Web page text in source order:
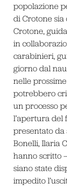
popolazione
di Crotone sia
Crotone,
in
carabinieri,
giorno dal
nelle
potrebbero
un processo
l’apertura del
presentato
Bonelli, Ilaria
hanno scritto
siano state
impedito